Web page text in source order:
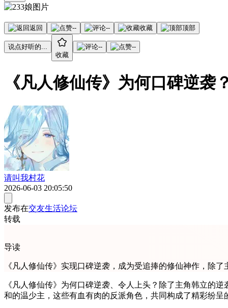
返回 -- -- 收藏 顶部
说点好听的...
收藏
-- --
《凡人修仙传》为何口碑逆
请叫我村花
2026-06-03 20:05:50
发布在交友生活论坛
转载
导读
《凡人修仙传》实现口碑逆袭，成为受追捧的修仙神作，除
《凡人修仙传》为何口碑逆袭、令人上头？除了主角韩立的
和的温少主，这些有血有肉的反派角色，共同构成了精彩纷呈